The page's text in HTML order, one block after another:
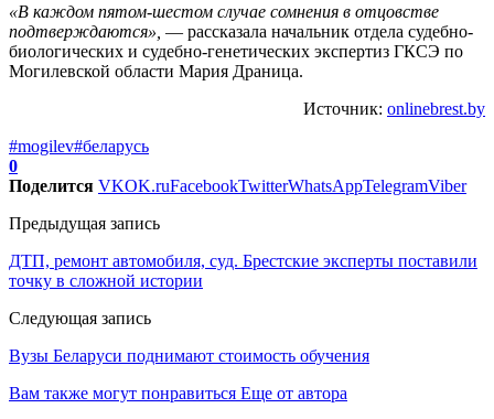
«В каждом пятом-шестом случае сомнения в отцовстве
подтверждаются», — рассказала начальник отдела судебно-
биологических и судебно-генетических экспертиз ГКСЭ по
Могилевской области Мария Драница.
Источник: onlinebrest.by
#mogilev#беларусь
0
Поделится VKOK.ruFacebookTwitterWhatsAppTelegramViber
Предыдущая запись
ДТП, ремонт автомобиля, суд. Брестские эксперты поставили
точку в сложной истории
Следующая запись
Вузы Беларуси поднимают стоимость обучения
Вам также могут понравиться Еще от автора